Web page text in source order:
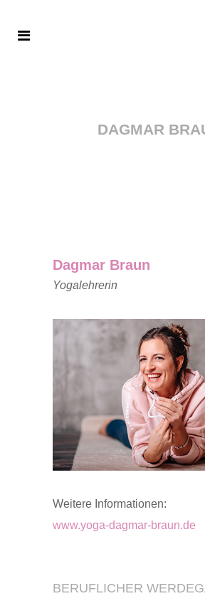
DAGMAR
Dagmar Braun
Yogalehrerin
Weitere Informationen:
www.yoga-dagmar-braun.de
BERUFLICHER